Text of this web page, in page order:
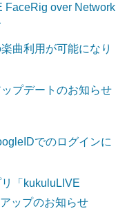
FaceRig over Network
曲利用が可能になり
プデートのお知らせ
でのログインに
「kukuluLIVE
ップのお知らせ